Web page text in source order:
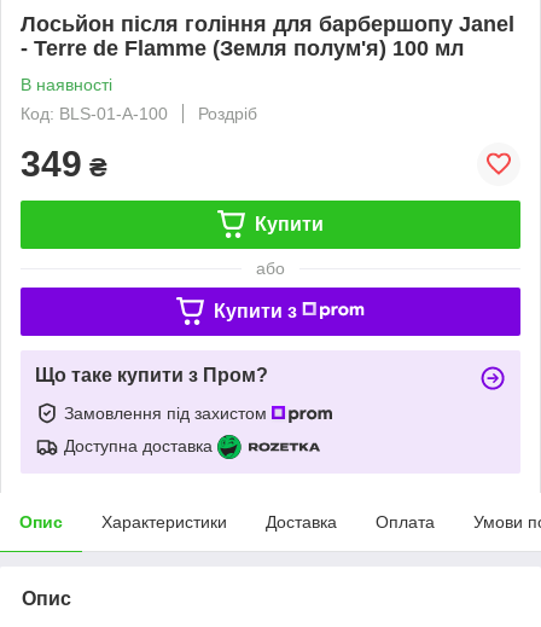
Лосьйон після гоління для барбершопу Janel
- Terre de Flamme (Земля полум'я) 100 мл
В наявності
Код: BLS-01-A-100
Роздріб
349 ₴
Купити
або
Купити з
Що таке купити з Пром?
Замовлення під захистом
Доступна доставка
Опис Характеристики Доставка Оплата Умови
Опис